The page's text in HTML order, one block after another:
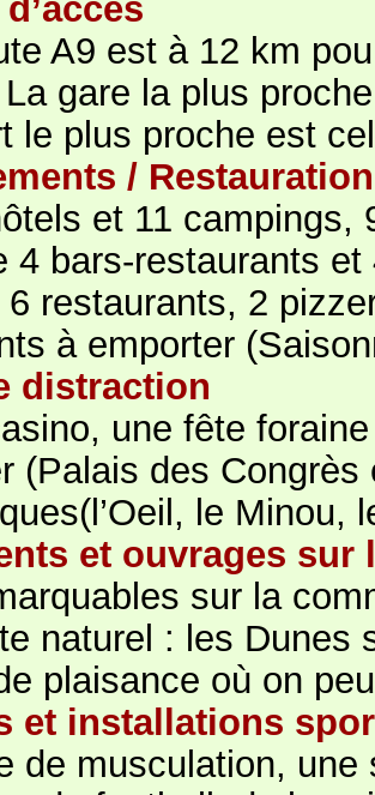
A9 est à 12 km
gare la plus
le plus proche est
/ Restauration
et 11 campings,
4 bars-restaurants
restaurants, 2
à emporter
distraction
une fête
(Palais des
le Minou,
et ouvrages sur
sur la
naturel : les Dunes
plaisance où on
et installations
de musculation,